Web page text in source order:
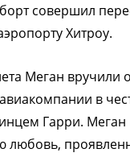
совершил
Хитроу.
Меган вручили
в
Гарри. Меган
любовь,